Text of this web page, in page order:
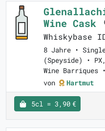
Wine Cask
Whiskybase
8 Jahre •
(Speyside) •
Wine Barriques
von
Hartmut
5cl = 3,90 €